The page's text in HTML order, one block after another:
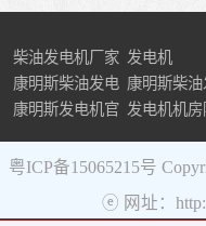
柴油发电机厂家 发电机
康明斯柴油发电
机组
康明斯柴
机
康明斯发电机官 发电机机房
粤ICP备15065215号
ⓔ 网址：